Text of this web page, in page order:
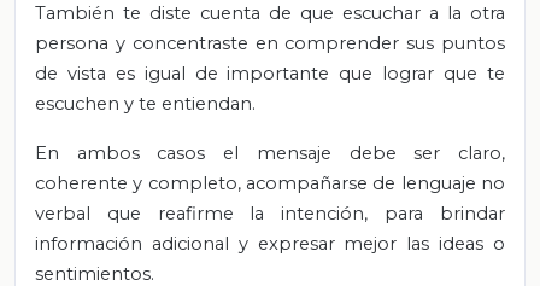
También te diste cuenta de que escuchar a la otra
persona y concentraste en comprender sus puntos
de vista es igual de importante que lograr que te
escuchen y te entiendan.
En ambos casos el mensaje debe ser claro,
coherente y completo, acompañarse de lenguaje no
verbal que reafirme la intención, para brindar
información adicional y expresar mejor las ideas o
sentimientos.